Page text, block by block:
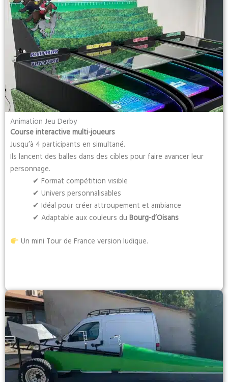
Animation Jeu Derby
Course interactive multi-joueurs
Jusqu’à 4 participants en simultané.
Ils lancent des balles dans des cibles pour faire avancer leur
personnage.
✔ Format compétition visible
✔ Univers personnalisables
✔ Idéal pour créer attroupement et ambiance
✔ Adaptable aux couleurs du Bourg-d’Oisans
Un mini Tour de France version ludique.